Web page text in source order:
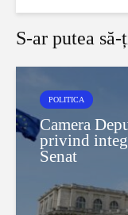
S-ar putea
POLITICA
Camera
privind
Senat